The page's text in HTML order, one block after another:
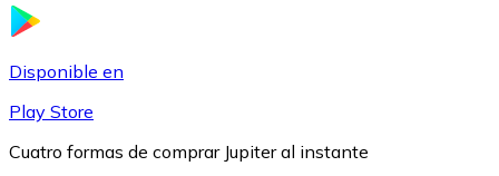
Disponible en
Play Store
Cuatro formas de comprar Jupiter al instante